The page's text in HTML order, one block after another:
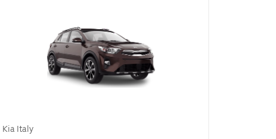
Kia Italy